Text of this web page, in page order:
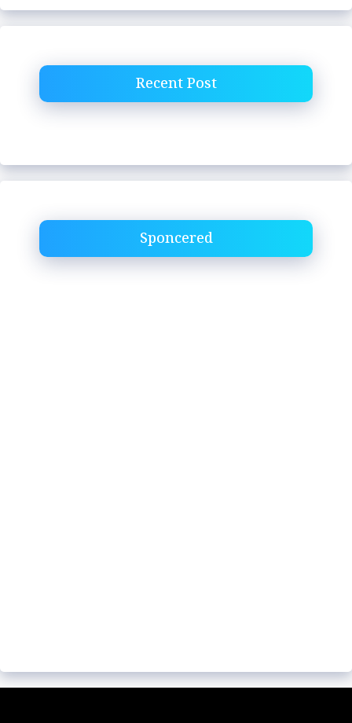
Recent Post
Sponcered